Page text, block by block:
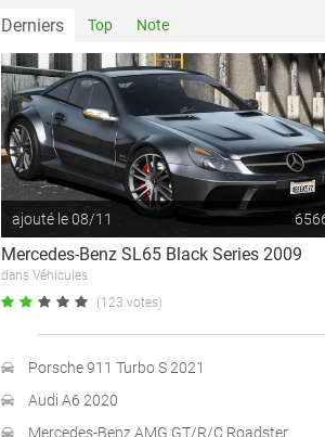
Derniers Top Note
ajouté le 08/11
Mercedes-Benz SL65 Black Series 2009
dans Véhicules
(123 votes)
Porsche 911 Turbo S 2021
Audi A6 2020
Mercedes-Benz AMG GT/R/C Roadster